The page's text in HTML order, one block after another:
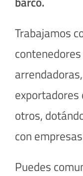
Trabajamos
otros,
con
Puedes